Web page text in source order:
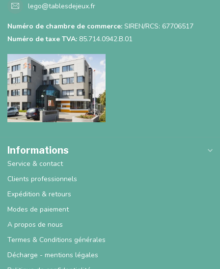
lego@tablesdejeux.fr
Numéro de chambre de commerce: SIREN/RCS: 67706517
Numéro de taxe TVA: 85.714.0942.B.01
Informations
Service & contact
Clients professionnels
Expédition & retours
Modes de paiement
A propos de nous
Termes & Conditions générales
Décharge - mentions légales